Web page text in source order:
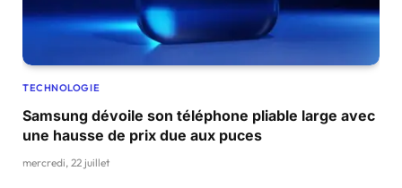
TECHNOLOGIE
Samsung dévoile son téléphone pliable large avec
une hausse de prix due aux puces
mercredi, 22 juillet